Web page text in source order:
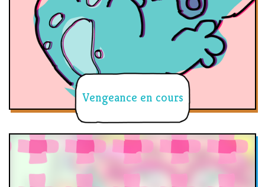
Vengeance en cours